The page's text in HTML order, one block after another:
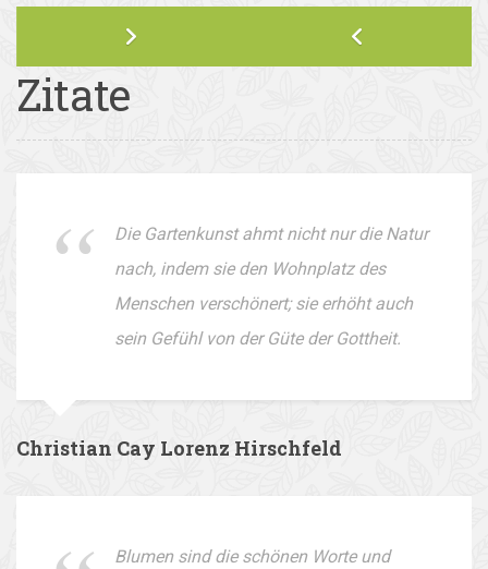
Zitate
Die Gartenkunst ahmt nicht nur die Natur
nach, indem sie den Wohnplatz des
Menschen verschönert; sie erhöht auch
sein Gefühl von der Güte der Gottheit.
Christian Cay Lorenz Hirschfeld
Blumen sind die schönen Worte und